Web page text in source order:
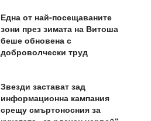
Една от най-посещаваните
зони през зимата на Витоша
беше обновена с
доброволчески труд
Звезди застават зад
информационна кампания
срещу смъртоносния за